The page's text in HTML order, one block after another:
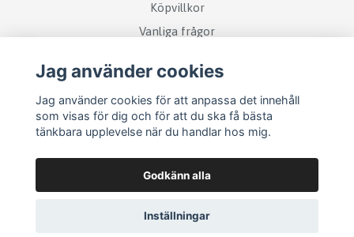
Köpvillkor
Vanliga frågor
Sociala medier
Powered by Quickbutik
Jag använder cookies
Jag använder cookies för att anpassa det innehåll
som visas för dig och för att du ska få bästa
tänkbara upplevelse när du handlar hos mig.
Godkänn alla
Inställningar